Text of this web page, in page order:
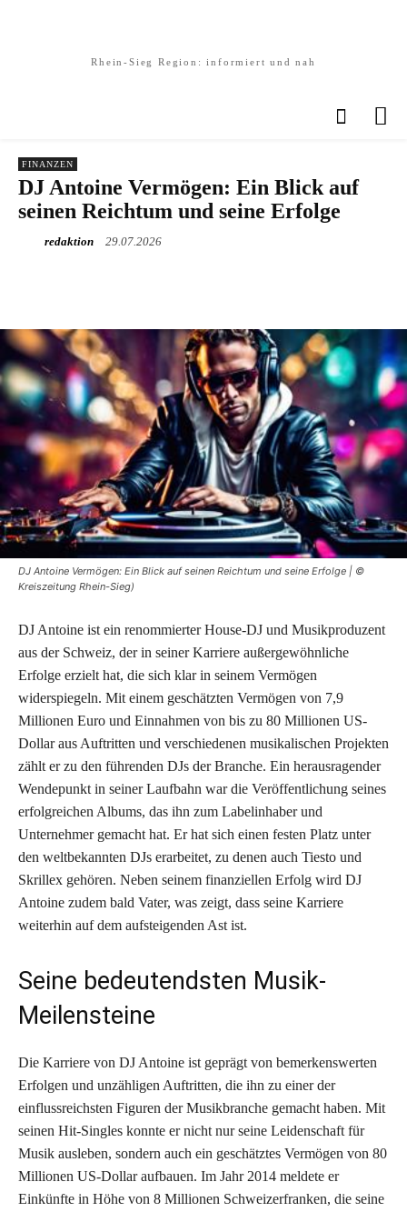
Rhein-Sieg Region: informiert und nah
FINANZEN
DJ Antoine Vermögen: Ein Blick auf
seinen Reichtum und seine Erfolge
redaktion 29.07.2026
DJ Antoine Vermögen: Ein Blick auf seinen Reichtum und seine Erfolge | ©
Kreiszeitung Rhein-Sieg)
DJ Antoine ist ein renommierter House-DJ und Musikproduzent
aus der Schweiz, der in seiner Karriere außergewöhnliche
Erfolge erzielt hat, die sich klar in seinem Vermögen
widerspiegeln. Mit einem geschätzten Vermögen von 7,9
Millionen Euro und Einnahmen von bis zu 80 Millionen US-
Dollar aus Auftritten und verschiedenen musikalischen Projekten
zählt er zu den führenden DJs der Branche. Ein herausragender
Wendepunkt in seiner Laufbahn war die Veröffentlichung seines
erfolgreichen Albums, das ihn zum Labelinhaber und
Unternehmer gemacht hat. Er hat sich einen festen Platz unter
den weltbekannten DJs erarbeitet, zu denen auch Tiesto und
Skrillex gehören. Neben seinem finanziellen Erfolg wird DJ
Antoine zudem bald Vater, was zeigt, dass seine Karriere
weiterhin auf dem aufsteigenden Ast ist.
Seine bedeutendsten Musik-
Meilensteine
Die Karriere von DJ Antoine ist geprägt von bemerkenswerten
Erfolgen und unzähligen Auftritten, die ihn zu einer der
einflussreichsten Figuren der Musikbranche gemacht haben. Mit
seinen Hit-Singles konnte er nicht nur seine Leidenschaft für
Musik ausleben, sondern auch ein geschätztes Vermögen von 80
Millionen US-Dollar aufbauen. Im Jahr 2014 meldete er
Einkünfte in Höhe von 8 Millionen Schweizerfranken, die seine